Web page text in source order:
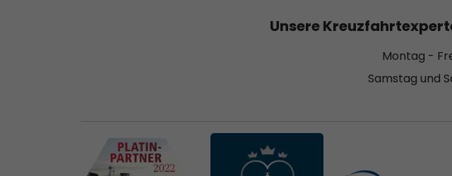
Unsere
Montag -
Samstag und